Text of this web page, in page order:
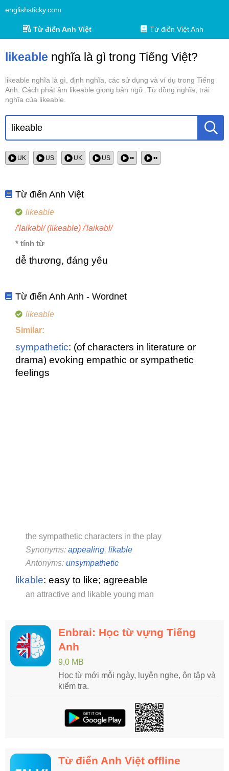
englishsticky.com
Từ điển Anh Việt Từ điển Việt Anh
likeable nghĩa là gì trong Tiếng Việt?
likeable nghĩa là gì, định nghĩa, các sử dụng và ví dụ trong Tiếng
Anh. Cách phát âm likeable giọng bản ngữ. Từ đồng nghĩa, trái
nghĩa của likeable.
UK US UK US •• ••
Từ điển Anh Việt
likeable
/'laikəbl/ (likeable) /'laikəbl/
* tính từ
dễ thương, đáng yêu
Từ điển Anh Anh - Wordnet
likeable
Similar:
sympathetic: (of characters in literature or
drama) evoking empathic or sympathetic
feelings
the sympathetic characters in the play
Synonyms: appealing, likable
Antonyms: unsympathetic
likable: easy to like; agreeable
an attractive and likable young man
Enbrai: Học từ vựng Tiếng
Anh
9,0 MB
Học từ mới mỗi ngày, luyện nghe, ôn tập và
kiểm tra.
Từ điển Anh Việt offline